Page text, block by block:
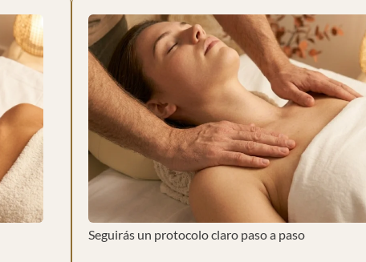
Seguirás un protocolo claro paso a paso